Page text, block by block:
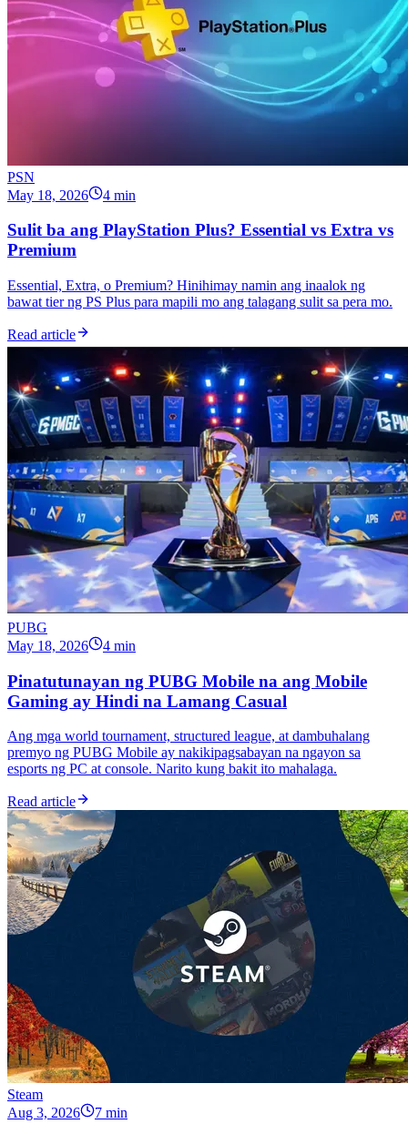
PSN
May 18, 2026
4 min
Sulit ba ang PlayStation Plus? Essential vs Extra vs
Premium
Essential, Extra, o Premium? Hinihimay namin ang inaalok ng
bawat tier ng PS Plus para mapili mo ang talagang sulit sa pera mo.
Read article
PUBG
May 18, 2026
4 min
Pinatutunayan ng PUBG Mobile na ang Mobile
Gaming ay Hindi na Lamang Casual
Ang mga world tournament, structured league, at dambuhalang
premyo ng PUBG Mobile ay nakikipagsabayan na ngayon sa
esports ng PC at console. Narito kung bakit ito mahalaga.
Read article
Steam
Aug 3, 2026
7 min